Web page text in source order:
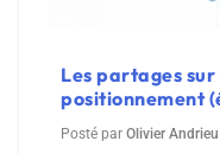
Les partages
positionnement
Posté par Olivier Andrieu